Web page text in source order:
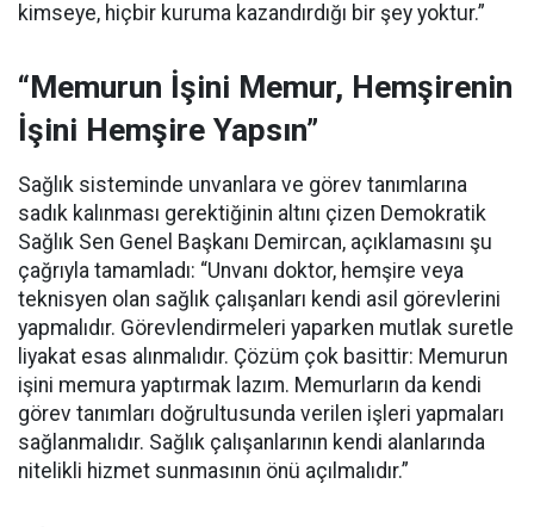
kimseye, hiçbir kuruma kazandırdığı bir şey yoktur.”
“Memurun İşini Memur, Hemşirenin
İşini Hemşire Yapsın”
Sağlık sisteminde unvanlara ve görev tanımlarına
sadık kalınması gerektiğinin altını çizen Demokratik
Sağlık Sen Genel Başkanı Demircan, açıklamasını şu
çağrıyla tamamladı: “Unvanı doktor, hemşire veya
teknisyen olan sağlık çalışanları kendi asil görevlerini
yapmalıdır. Görevlendirmeleri yaparken mutlak suretle
liyakat esas alınmalıdır. Çözüm çok basittir: Memurun
işini memura yaptırmak lazım. Memurların da kendi
görev tanımları doğrultusunda verilen işleri yapmaları
sağlanmalıdır. Sağlık çalışanlarının kendi alanlarında
nitelikli hizmet sunmasının önü açılmalıdır.”